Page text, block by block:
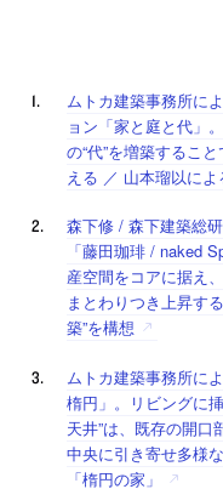
ムトカ建築事務所に
ョン「家と庭と代」
の“代”を増築するこ
える ／ 山本瑠以によ
森下修 / 森下建築総
「藤田珈琲 / naked
産空間をコアに据え
まとわりつき上昇す
築”を構想
ムトカ建築事務所に
楕円」。リビングに
天井”は、既存の開
中央に引き寄せ多様
「楕円の家」